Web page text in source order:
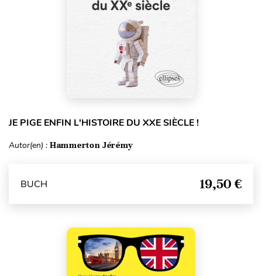
JE PIGE ENFIN L'HISTOIRE DU XXE SIÈCLE !
Autor(en) : Hammerton Jérémy
BUCH 19,50 €